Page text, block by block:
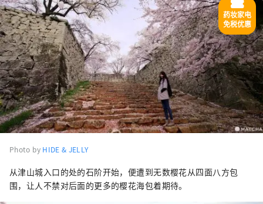
Photo by HIDE & JELLY
从津山城入口的处的石阶开始，便遭到无数樱花从四面八方包
围，让人不禁对后面的更多的樱花海包着期待。
药妆家电
免税优惠